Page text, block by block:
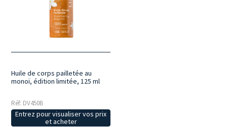
Huile de corps pailletée au
monoï, édition limitée, 125 ml
Réf: DV450B
Entrez pour visualiser vos prix
et acheter